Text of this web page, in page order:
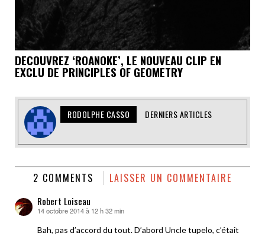
DECOUVREZ ‘ROANOKE’, LE NOUVEAU CLIP EN
EXCLU DE PRINCIPLES OF GEOMETRY
RODOLPHE CASSO DERNIERS ARTICLES
2 COMMENTS LAISSER UN COMMENTAIRE
Robert Loiseau
dit :
14 octobre 2014 à 12 h 32 min
Bah, pas d’accord du tout. D’abord Uncle tupelo, c’était